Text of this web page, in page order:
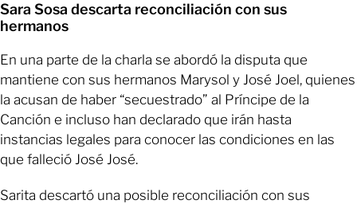
Sara Sosa descarta reconciliación con sus
hermanos
En una parte de la charla se abordó la disputa que
mantiene con sus hermanos Marysol y José Joel, quienes
la acusan de haber “secuestrado” al Príncipe de la
Canción e incluso han declarado que irán hasta
instancias legales para conocer las condiciones en las
que falleció José José.
Sarita descartó una posible reconciliación con sus